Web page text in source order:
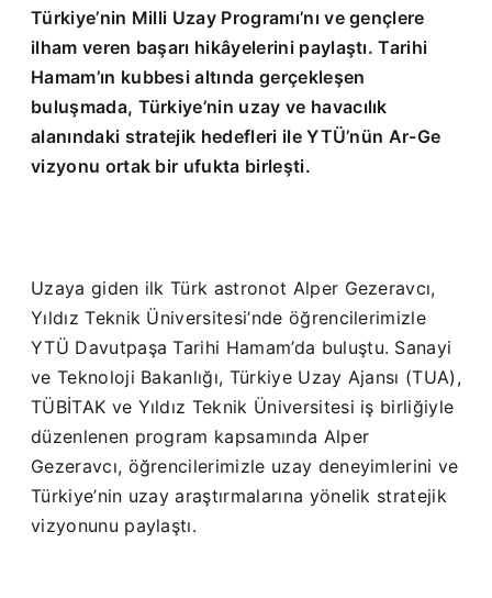
Türkiye’nin Milli Uzay Programı’nı ve gençlere
ilham veren başarı hikâyelerini paylaştı. Tarihi
Hamam’ın kubbesi altında gerçekleşen
buluşmada, Türkiye’nin uzay ve havacılık
alanındaki stratejik hedefleri ile YTÜ’nün Ar-Ge
vizyonu ortak bir ufukta birleşti.
Uzaya giden ilk Türk astronot Alper Gezeravcı,
Yıldız Teknik Üniversitesi’nde öğrencilerimizle
YTÜ Davutpaşa Tarihi Hamam’da buluştu. Sanayi
ve Teknoloji Bakanlığı, Türkiye Uzay Ajansı (TUA),
TÜBİTAK ve Yıldız Teknik Üniversitesi iş birliğiyle
düzenlenen program kapsamında Alper
Gezeravcı, öğrencilerimizle uzay deneyimlerini ve
Türkiye’nin uzay araştırmalarına yönelik stratejik
vizyonunu paylaştı.